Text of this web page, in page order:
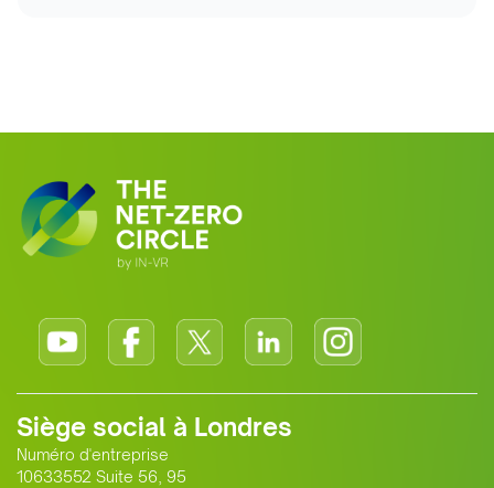
Siège social à Londres
Numéro d'entreprise
10633552 Suite 56, 95